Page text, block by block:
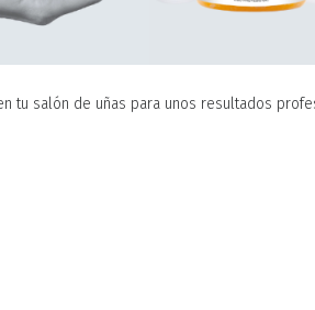
tu salón de uñas para unos resultados